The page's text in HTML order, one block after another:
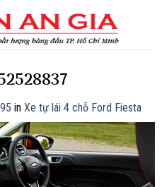
in Xe tự lái 4 chỗ Ford Fiesta